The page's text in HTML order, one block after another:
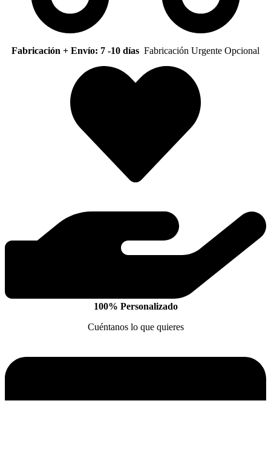
Fabricación + Envío: 7 -10 días Fabricación Urgente Opcional
100% Personalizado
Cuéntanos lo que quieres